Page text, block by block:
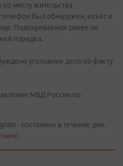
месту жительства
был обнаружен, изъят и
Подозреваемая ранее не
порядка.
уголовное дело по факту
МВД России по
- постоянно в течение дня.